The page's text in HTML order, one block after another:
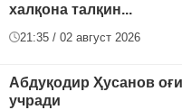
халқона талқин...
21:35 / 02 август 2026
Абдуқодир Ҳусанов
учради